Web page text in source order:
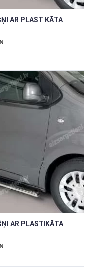
AR PLASTIKĀTA
AR PLASTIKĀTA